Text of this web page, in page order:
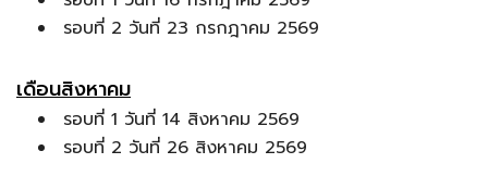
รอบที่ 2 วันที่ 23 กรกฎาคม 2569
เดือนสิงหาคม
รอบที่ 1 วันที่ 14 สิงหาคม 2569
รอบที่ 2 วันที่ 26 สิงหาคม 2569